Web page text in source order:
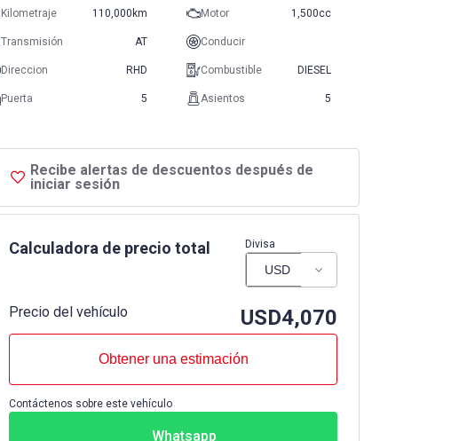
Recibe alertas de descuentos después de
iniciar sesión
Calculadora de precio total Divisa
Precio del vehículo USD4,070
Obtener una estimación
Contáctenos sobre este vehículo
Whatsapp
Kilometraje 110,000km Motor 1,500cc
Transmisión AT Conducir
Direccion RHD Combustible DIESEL
Puerta 5 Asientos 5